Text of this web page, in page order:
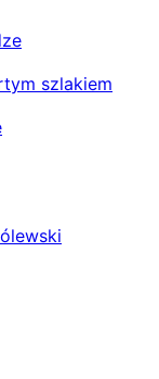
szlakiem